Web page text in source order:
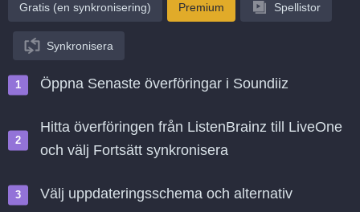
Gratis (en synkronisering) Premium Spellistor
Synkronisera
Öppna Senaste överföringar i Soundiiz
Hitta överföringen från ListenBrainz till LiveOne
och välj Fortsätt synkronisera
Välj uppdateringsschema och alternativ